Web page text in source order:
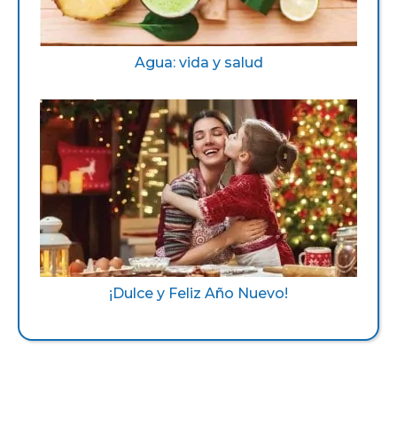
Agua: vida y salud
¡Dulce y Feliz Año Nuevo!